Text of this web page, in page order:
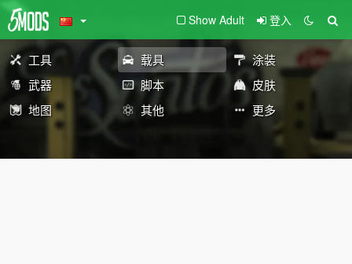
Show Adult 登入
工具 载具
涂装
武器
脚本
皮肤
地图
其他 更多